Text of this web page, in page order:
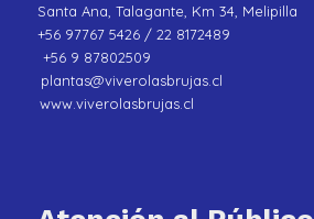
Santa Ana, Talagante, Km 34, Melipilla
+56 97767 5426 / 22 8172489
+56 9 87802509
plantas@viverolasbrujas.cl
www.viverolasbrujas.cl